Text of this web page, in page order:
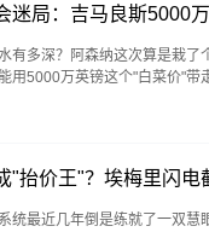
迷局：吉马良斯5000
有多深？阿森纳这次算是栽
5000万英镑这个"白菜价"带
"抬价王"？埃梅里闪电
统最近几年倒是练就了一双